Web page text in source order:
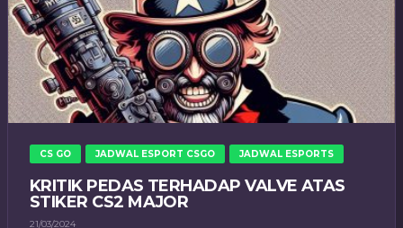
CS GO JADWAL ESPORT CSGO JADWAL ESPORTS
KRITIK PEDAS TERHADAP VALVE ATAS
STIKER CS2 MAJOR
21/03/2024